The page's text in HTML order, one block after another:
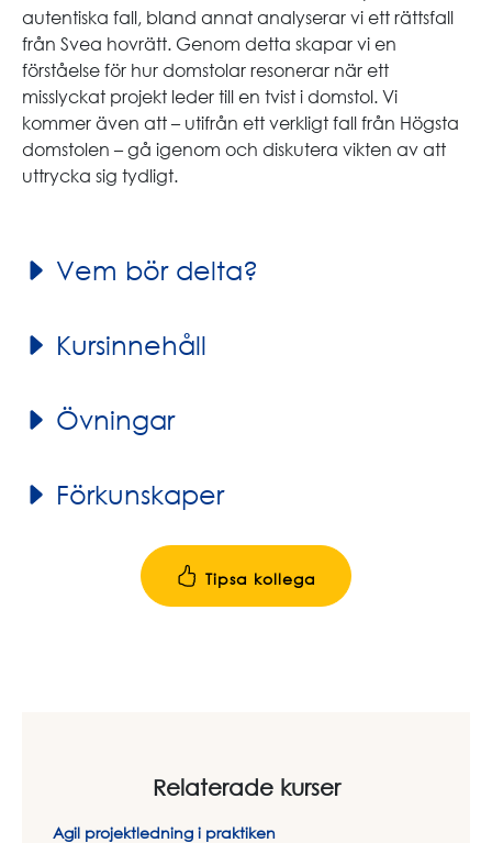
autentiska fall, bland annat analyserar vi ett rättsfall
från Svea hovrätt. Genom detta skapar vi en
förståelse för hur domstolar resonerar när ett
misslyckat projekt leder till en tvist i domstol. Vi
kommer även att – utifrån ett verkligt fall från Högsta
domstolen – gå igenom och diskutera vikten av att
uttrycka sig tydligt.
Vem bör delta?
Kursinnehåll
Övningar
Förkunskaper
Tipsa kollega
Relaterade kurser
Agil projektledning i praktiken